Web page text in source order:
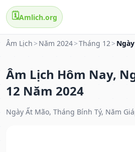
🗓️Amlich.org
Âm Lịch > Năm 2024>Tháng 12>
Âm Lịch Hôm Nay,
12 Năm 2024
Ngày Ất Mão, Tháng Bính Tý, Năm